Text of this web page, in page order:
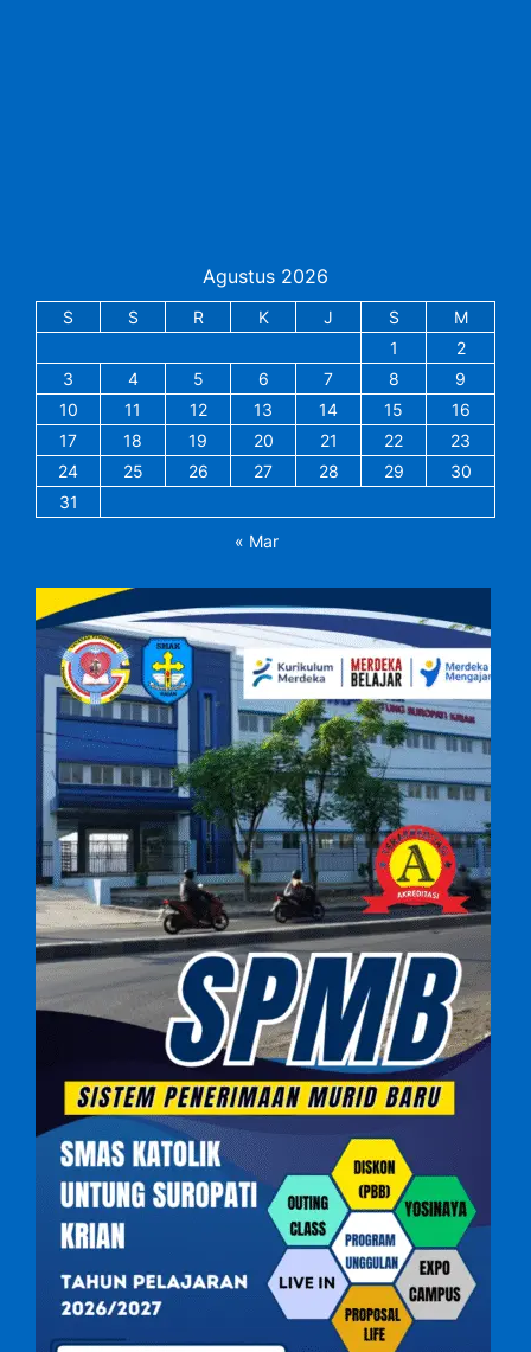
Agustus 2026
S S R K J S
M
1
2
3
4 5 6 7 8
9
10
11 12 13 14 15
16
17
18 19 20 21 22
23
24
25 26 27 28 29
30
31
« Mar